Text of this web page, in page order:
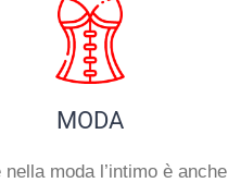
MODA
nella moda l’intimo è anche